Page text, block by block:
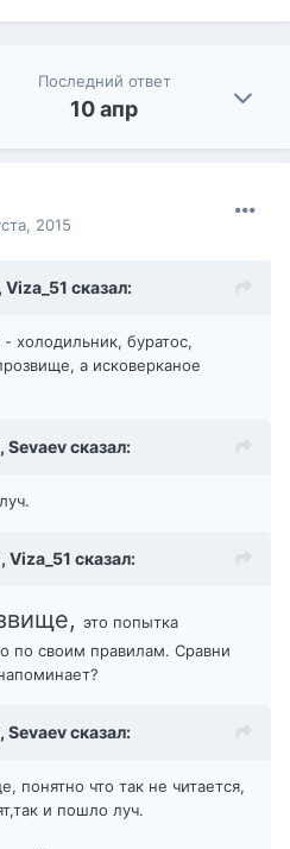
Последний ответ
10 апр
2015
Viza_51 сказал:
холодильник, буратос,
а исковерканое
Sevaevсказал:
Viza_51 сказал:
это попытка
по своим правилам. Сравни
Sevaevсказал:
понятно что так не читается,
и пошло луч.